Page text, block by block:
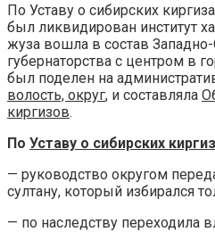
По Уставу о сибирских
был ликвидирован институт
жуза вошла в состав
губернаторства с центром в
был поделен на
волость, округ, и составляла
киргизов.
По Уставу о сибирских
— руководство округом
султану, который избирался
— по наследству переходила